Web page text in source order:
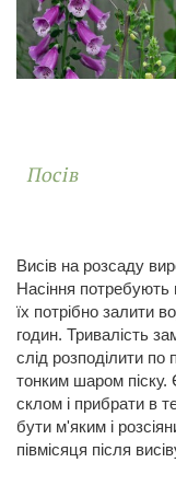
Посів
Висів на розсаду
Насіння
їх потрібно залити
годин. Тривалість
слід розподілити по
тонким шаром піску.
склом і прибрати в
бути м'яким і
півмісяця після